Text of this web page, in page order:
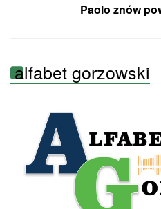
Paolo znów
alfabet gorzowski